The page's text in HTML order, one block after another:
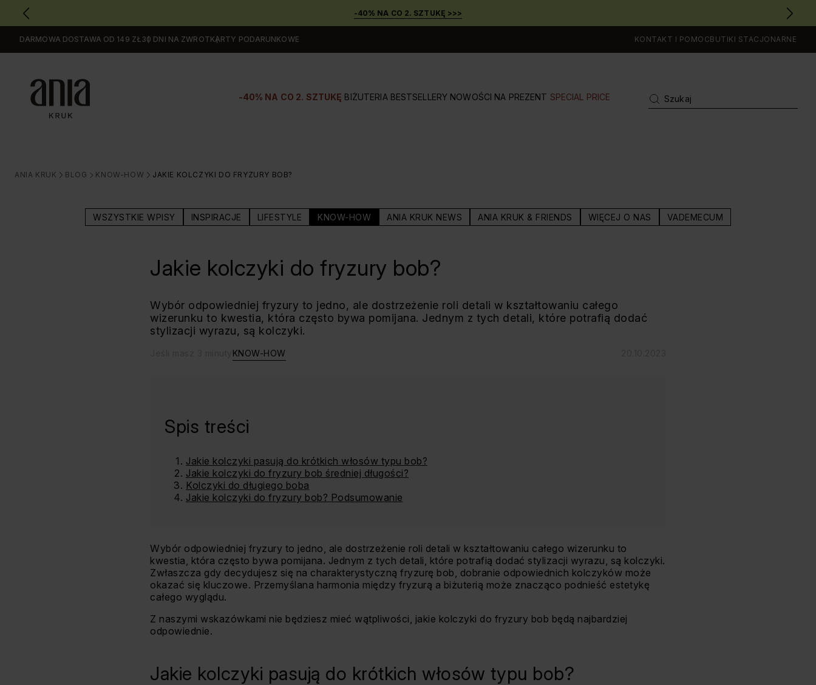
GŁÓWNEJ
ZAWARTOŚCI
MENU
-40% NA CO 2. SZTUKĘ >>>
DARMOWA DOSTAWA OD 149 ZŁ30 DNI NA ZWROTKARTY PODARUNKOWE KONTAKT I POMOCBUTIKI STACJONARNE
-40% NA CO 2. SZTUKĘ BIŻUTERIA BESTSELLERY NOWOŚCI NA PREZENT SPECIAL PRICE
ANIA KRUK
>
BLOG
>
KNOW-HOW
>
JAKIE KOLCZYKI DO FRYZURY BOB?
WSZYSTKIE WPISY INSPIRACJE LIFESTYLE KNOW-HOW ANIA KRUK NEWS ANIA KRUK & FRIENDS WIĘCEJ O NAS VADEMECUM
Jakie kolczyki do fryzury bob?
Wybór odpowiedniej fryzury to jedno, ale dostrzeżenie roli detali w kształtowaniu całego
wizerunku to kwestia, która często bywa pomijana. Jednym z tych detali, które potrafią dodać
stylizacji wyrazu, są kolczyki.
KNOW-HOW
Spis treści
Jakie kolczyki pasują do krótkich włosów typu bob?
Jakie kolczyki do fryzury bob średniej długości?
Kolczyki do długiego boba
Jakie kolczyki do fryzury bob? Podsumowanie
Wybór odpowiedniej fryzury to jedno, ale dostrzeżenie roli detali w kształtowaniu całego wizerunku to
kwestia, która często bywa pomijana. Jednym z tych detali, które potrafią dodać stylizacji wyrazu, są kolczyki.
Zwłaszcza gdy decydujesz się na charakterystyczną fryzurę bob, dobranie odpowiednich kolczyków może
okazać się kluczowe. Przemyślana harmonia między fryzurą a biżuterią może znacząco podnieść estetykę
całego wyglądu.
Z naszymi wskazówkami nie będziesz mieć wątpliwości, jakie kolczyki do fryzury bob będą najbardziej
odpowiednie.
Jakie kolczyki pasują do krótkich włosów typu bob?